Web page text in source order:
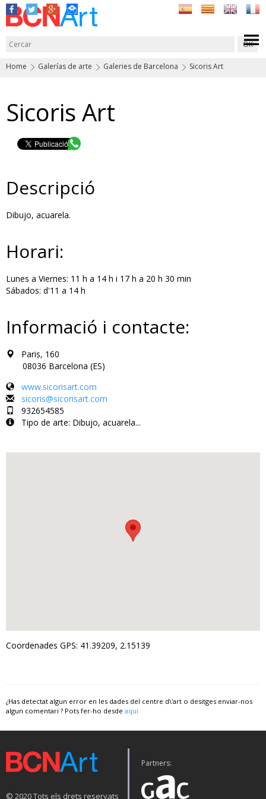
Home Galerías de arte Galeries de Barcelona Sicoris Art
Sicoris Art
Descripció
Dibujo, acuarela.
Horari:
Lunes a Viernes: 11 h a 14 h i 17 h a 20 h 30 min
Sábados: d'11 a 14 h
Informació i contacte:
Paris, 160
08036 Barcelona (ES)
www.sicorisart.com
sicoris@sicorisart.com
932654585
Tipo de arte: Dibujo, acuarela...
Coordenades GPS: 41.39209, 2.15139
¿Has detectat algun error en les dades del centre d\'art o desitges enviar-nos
algun comentari ? Pots fer-ho desde aquí
© 2020 Tots els drets reservats
Partners: